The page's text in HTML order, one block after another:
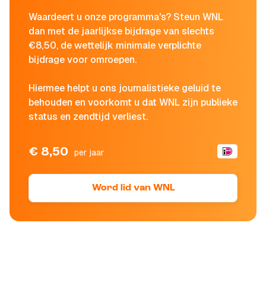
Waardeert u onze programma's? Steun WNL
dan met de jaarlijkse bijdrage van slechts
€8,50, de wettelijk minimale verplichte
bijdrage voor omroepen.
Hiermee helpt u ons journalistieke geluid te
behouden en voorkomt u dat WNL zijn publieke
status en zendtijd verliest.
€ 8,50 per jaar
Word lid van WNL